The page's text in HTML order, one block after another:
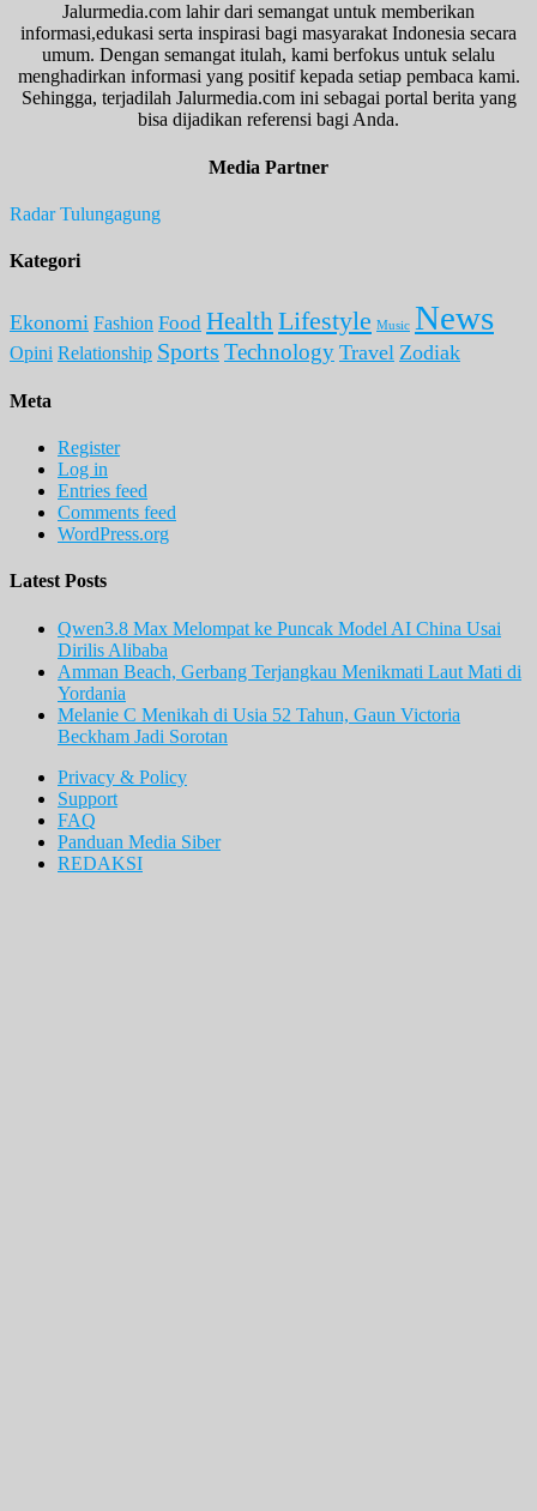
Jalurmedia.com lahir dari semangat untuk memberikan
informasi,edukasi serta inspirasi bagi masyarakat Indonesia secara
umum. Dengan semangat itulah, kami berfokus untuk selalu
menghadirkan informasi yang positif kepada setiap pembaca kami.
Sehingga, terjadilah Jalurmedia.com ini sebagai portal berita yang
bisa dijadikan referensi bagi Anda.
Media Partner
Radar Tulungagung
Kategori
Ekonomi Fashion Food Health Lifestyle Music News
Opini Relationship Sports Technology Travel Zodiak
Meta
Register
Log in
Entries feed
Comments feed
WordPress.org
Latest Posts
Qwen3.8 Max Melompat ke Puncak Model AI China Usai
Dirilis Alibaba
Amman Beach, Gerbang Terjangkau Menikmati Laut Mati di
Yordania
Melanie C Menikah di Usia 52 Tahun, Gaun Victoria
Beckham Jadi Sorotan
Privacy & Policy
Support
FAQ
Panduan Media Siber
REDAKSI